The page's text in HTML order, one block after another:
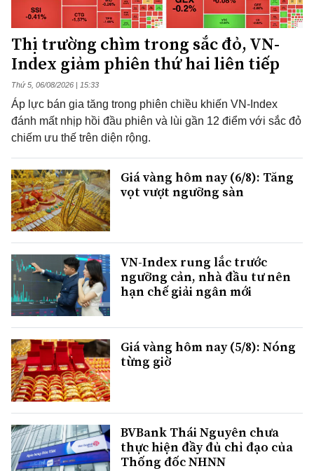
Thị trường chìm trong sắc đỏ, VN-
Index giảm phiên thứ hai liên tiếp
Thứ 5, 06/08/2026 | 15:33
Áp lực bán gia tăng trong phiên chiều khiến VN-Index
đánh mất nhịp hồi đầu phiên và lùi gần 12 điểm với sắc đỏ
chiếm ưu thế trên diện rộng.
Giá vàng hôm nay (6/8): Tăng
vọt vượt ngưỡng sàn
VN-Index rung lắc trước
ngưỡng cản, nhà đầu tư nên
hạn chế giải ngân mới
Giá vàng hôm nay (5/8): Nóng
từng giờ
BVBank Thái Nguyên chưa
thực hiện đầy đủ chỉ đạo của
Thống đốc NHNN